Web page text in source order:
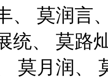
、
莫润言
统、
莫路
莫月润、